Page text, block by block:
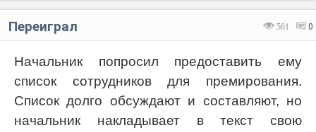
561 0
Переиграл
Начальник попросил предоставить ему
список сотрудников для премирования.
Список долго обсуждают и составляют, но
начальник накладывает в текст свою